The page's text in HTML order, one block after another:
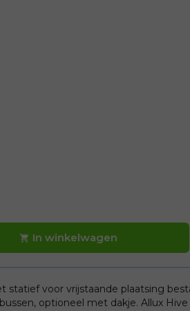
 In winkelwagen
statief voor vrijstaande plaatsing
optioneel met dakje. Allux